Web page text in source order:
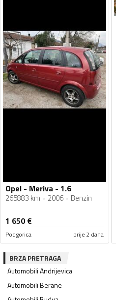
Opel - Meriva - 1.6
265883 km 2006 Benzin
1 650€
Podgorica prije 2 dana
BRZA PRETRAGA
AutomobiliAndrijevica
AutomobiliBerane